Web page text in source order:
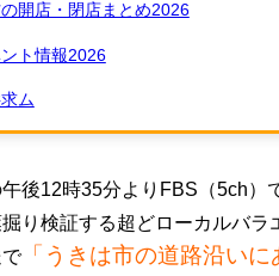
開店・閉店まとめ2026
ト情報2026
ム
後12時35分よりFBS（5ch）
り検証する超どローカルバ
で「うきは市の道路沿いに